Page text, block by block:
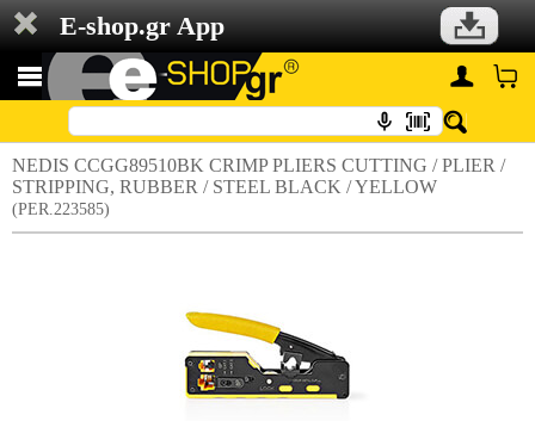
E-shop.gr App
NEDIS CCGG89510BK CRIMP PLIERS CUTTING / PLIER /
STRIPPING, RUBBER / STEEL BLACK / YELLOW
(PER.223585)